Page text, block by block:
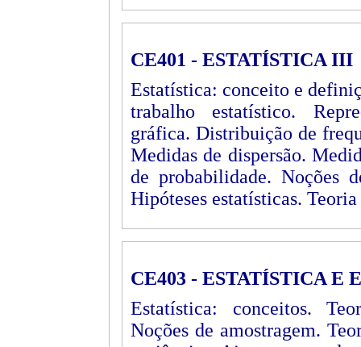
CE401 - ESTATÍSTICA III
Estatística: conceito e
trabalho estatístico.
gráfica. Distribuição de
Medidas de dispersão.
de probabilidade. Noções
Hipóteses estatísticas.
CE403 - ESTATÍSTICA E
Estatística: conceitos.
Noções de amostragem.